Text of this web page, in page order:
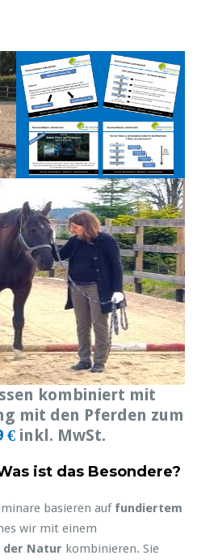
kombiniert mit
mit den Pferden zum
€ inkl. MwSt.
ist das Besondere?
basieren auf fundiertem
wir mit einem
der Natur kombinieren. Sie